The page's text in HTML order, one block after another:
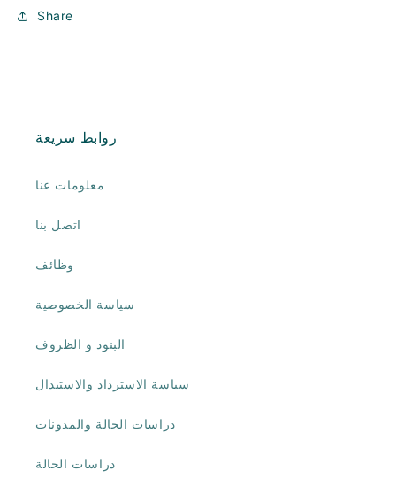
Share
روابط سريعة
معلومات عنا
اتصل بنا
وظائف
سياسة الخصوصية
البنود و الظروف
سياسة الاسترداد والاستبدال
دراسات الحالة والمدونات
دراسات الحالة